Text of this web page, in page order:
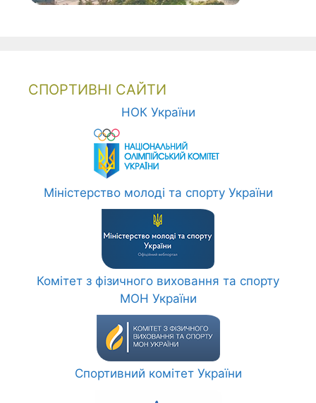
СПОРТИВНІ САЙТИ
НОК України
Міністерство молоді та спорту України
Комітет з фізичного виховання та спорту
МОН України
Спортивний комітет України